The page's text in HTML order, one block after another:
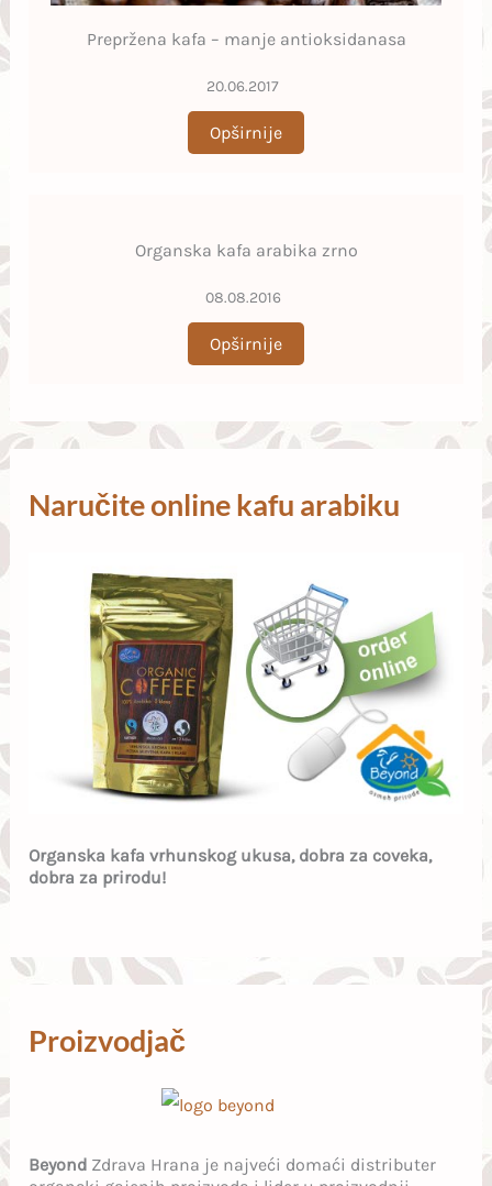
Prepržena kafa – manje antioksidanasa
20.06.2017
Opširnije
Organska kafa arabika zrno
08.08.2016
Opširnije
Naručite online kafu arabiku
Organska kafa vrhunskog ukusa, dobra za coveka,
dobra za prirodu!
Proizvodjač
Beyond Zdrava Hrana je najveći domaći distributer